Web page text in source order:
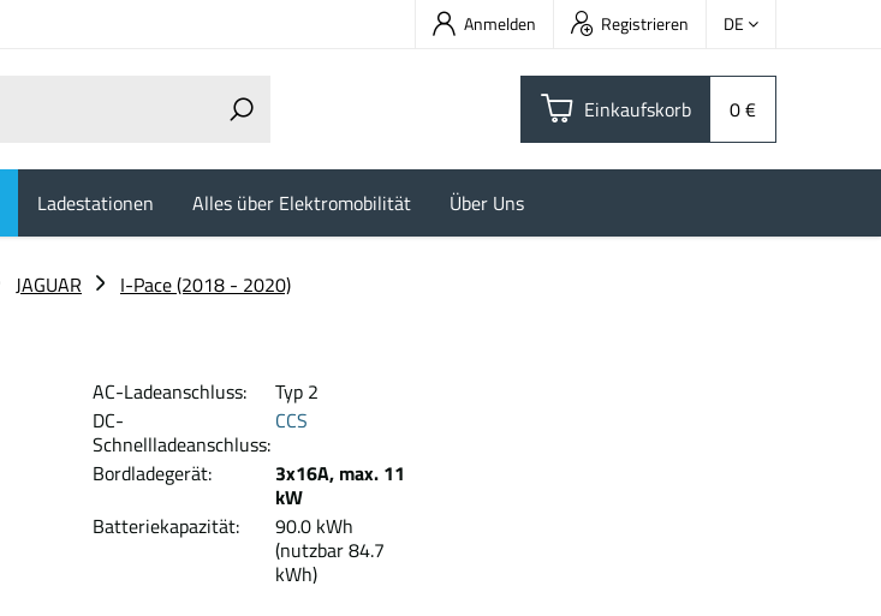
Anmelden Registrieren DE
Einkaufskorb 0 €
Ladestationen Alles über Elektromobilität Über Uns
JAGUAR I-Pace (2018 - 2020)
AC-Ladeanschluss:
Typ 2
DC-
Schnellladeanschluss:
CCS
Bordladegerät:
3x16A, max. 11
kW
Batteriekapazität:
90.0 kWh
(nutzbar 84.7
kWh)